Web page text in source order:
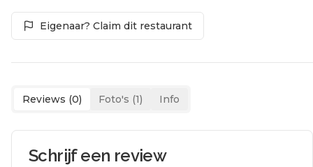
Eigenaar? Claim dit restaurant
Reviews (0) Foto's (1) Info
Schrijf een review